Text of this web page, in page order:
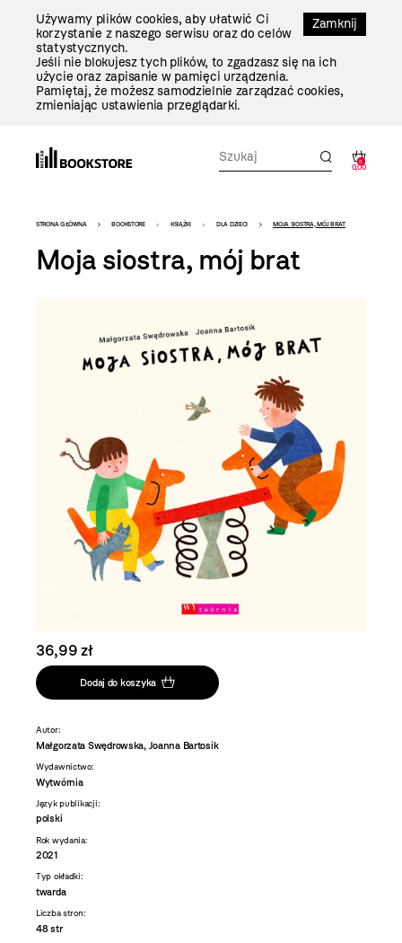
Zamknij
Używamy plików cookies, aby ułatwić Ci
korzystanie z naszego serwisu oraz do celów
statystycznych.
Jeśli nie blokujesz tych plików, to zgadzasz się na ich
użycie oraz zapisanie w pamięci urządzenia.
Pamiętaj, że możesz samodzielnie zarządzać cookies,
zmieniając ustawienia przeglądarki.
0
0,00
Bookstore
-
szablon
STRONA GŁÓWNA BOOKSTORE KSIĄŻKI DLA DZIECI MOJA SIOSTRA, MÓJ BRAT
Moja siostra, mój brat
36,99 zł
Dodaj do koszyka
Autor:
Małgorzata Swędrowska, Joanna Bartosik
Wydawnictwo:
Wytwórnia
Język publikacji:
polski
Rok wydania:
2021
Typ okładki:
twarda
Liczba stron:
48 str